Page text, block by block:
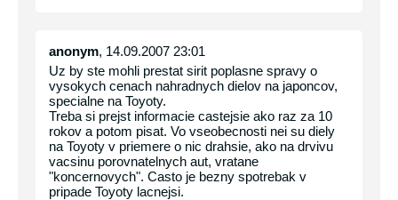
anonym, 14.09.2007 23:01
Uz by ste mohli prestat sirit poplasne spravy o
vysokych cenach nahradnych dielov na japoncov,
specialne na Toyoty.
Treba si prejst informacie castejsie ako raz za 10
rokov a potom pisat. Vo vseobecnosti nei su diely
na Toyoty v priemere o nic drahsie, ako na drvivu
vacsinu porovnatelnych aut, vratane
"koncernovych". Casto je bezny spotrebak v
pripade Toyoty lacnejsi.